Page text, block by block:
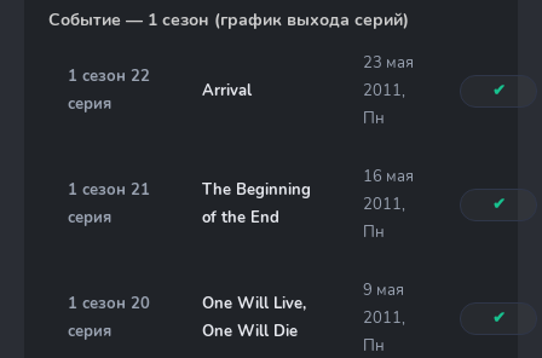
Событие — 1 сезон (график выхода серий)
1 сезон 22
серия
Arrival
23 мая
2011,
Пн
✔
1 сезон 21
серия
The Beginning
of the End
16 мая
2011,
Пн
✔
1 сезон 20
серия
One Will Live,
One Will Die
9 мая
2011,
Пн
✔